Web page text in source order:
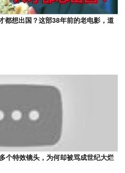
都想出国？这部38年前的老电影，道
个特效镜头，为何却被骂成世纪大烂